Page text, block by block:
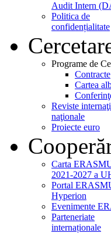
Audit Intern
Politica de
confidențialitate
Programe de
Contracte
Cartea
Reviste
naţionale
Proiecte euro
Carta
2021-2027 a
Portal
Hyperion
Evenimente
Parteneriate
internaționale